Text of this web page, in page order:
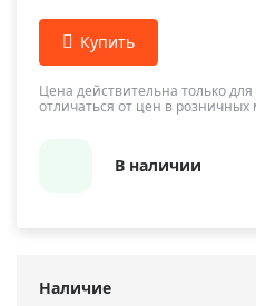
Цена действительна только
отличаться от цен в розничных
В наличии
Наличие